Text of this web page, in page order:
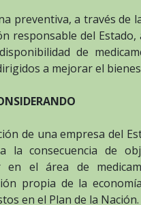
preventiva, a través de
responsable del
de
a mejorar el
de una empresa del
la consecuencia de
en el área de
propia de la
en el Plan de la Nación.